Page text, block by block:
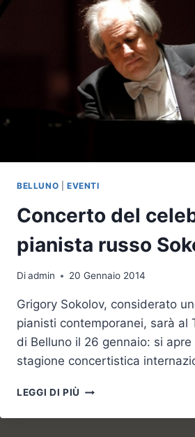
BELLUNO EVENTI
Concerto del
pianista russo
Diadmin 20 Gennaio 2014
Grigory Sokolov, considerato
pianisti contemporanei, sarà al
di Belluno il 26 gennaio: si apre
stagione concertistica
LEGGI DI PIÙ CONCERTO
CELEBRE